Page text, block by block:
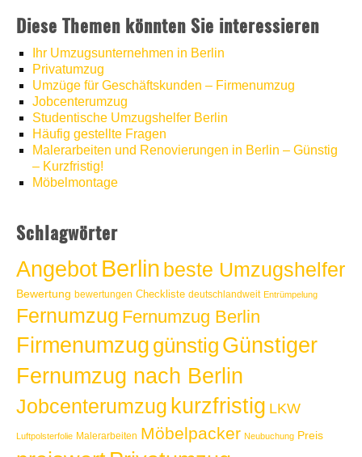
Diese Themen könnten Sie interessieren
Ihr Umzugsunternehmen in Berlin
Privatumzug
Umzüge für Geschäftskunden – Firmenumzug
Jobcenterumzug
Studentische Umzugshelfer Berlin
Häufig gestellte Fragen
Malerarbeiten und Renovierungen in Berlin – Günstig
– Kurzfristig!
Möbelmontage
Schlagwörter
AngebotBerlin beste Umzugshelfer
Bewertung bewertungen Checkliste deutschlandweit Entrümpelung
Fernumzug Fernumzug Berlin
Firmenumzug günstig Günstiger
Fernumzug nach Berlin
Jobcenterumzug kurzfristig LKW
Luftpolsterfolie Malerarbeiten Möbelpacker Neubuchung Preis